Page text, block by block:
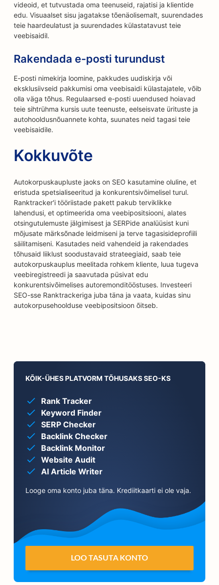
videoid, et tutvustada oma teenuseid, rajatisi ja klientide
edu. Visuaalset sisu jagatakse tõenäolisemalt, suurendades
teie haardeulatust ja suurendades külastatavust teie
veebisaidil.
Rakendada e-posti turundust
E-posti nimekirja loomine, pakkudes uudiskirja või
eksklusiivseid pakkumisi oma veebisaidi külastajatele, võib
olla väga tõhus. Regulaarsed e-posti uuendused hoiavad
teie sihtrühma kursis uute teenuste, eelseisvate ürituste ja
autohooldusnõuannete kohta, suunates neid tagasi teie
veebisaidile.
Kokkuvõte
Autokorpuskaupluste jaoks on SEO kasutamine oluline, et
eristuda spetsialiseeritud ja konkurentsivõimelisel turul.
Ranktracker'i tööriistade pakett pakub terviklikke
lahendusi, et optimeerida oma veebipositsiooni, alates
otsingutulemuste jälgimisest ja SERPide analüüsist kuni
mõjusate märksõnade leidmiseni ja terve tagasisideprofiili
säilitamiseni. Kasutades neid vahendeid ja rakendades
tõhusaid liiklust soodustavaid strateegiaid, saab teie
autokorpuskauplus meelitada rohkem kliente, luua tugeva
veebiregistreedi ja saavutada püsivat edu
konkurentsivõimelises autoremonditööstuses. Investeeri
SEO-sse Ranktrackeriga juba täna ja vaata, kuidas sinu
autokorpusehoolduse veebipositsioon õitseb.
KÕIK-ÜHES PLATVORM TÕHUSAKS SEO-KS
Rank Tracker
Keyword Finder
SERP Checker
Backlink Checker
Backlink Monitor
Website Audit
AI Article Writer
Looge oma konto juba täna. Krediitkaarti ei ole vaja.
LOO TASUTA KONTO